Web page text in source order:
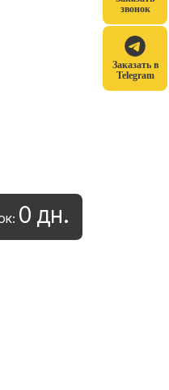
звонок
Заказать в
Telegram
0 дн.